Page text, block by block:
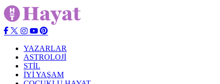
YAZARLAR
ASTROLOJİ
STİL
İYİ YAŞAM